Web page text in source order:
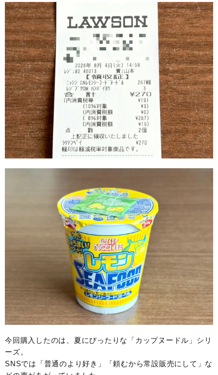
今回購入したのは、夏にぴったりな「カップヌードル」シリ
ーズ。
SNSでは「普通のより好き」「頼むから常設販売にして」な